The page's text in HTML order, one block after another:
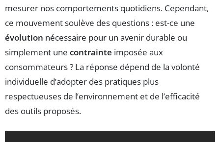
mesurer nos comportements quotidiens. Cependant,
ce mouvement soulève des questions : est-ce une
évolution nécessaire pour un avenir durable ou
simplement une contrainte imposée aux
consommateurs ? La réponse dépend de la volonté
individuelle d’adopter des pratiques plus
respectueuses de l’environnement et de l’efficacité
des outils proposés.